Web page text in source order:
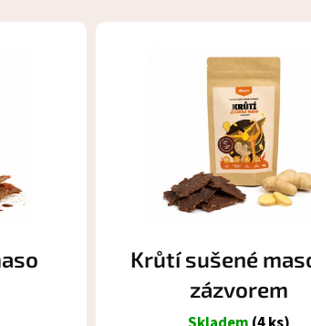
Krůtí sušené
zázvorem